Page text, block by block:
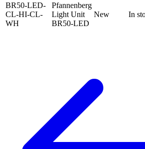
BR50-LED-
CL-HI-CL-
WH
Pfannenberg
Light Unit
BR50-LED
New In